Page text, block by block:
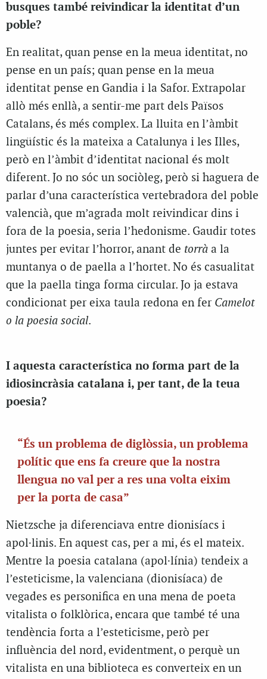
busques també reivindicar la identitat d’un
poble?
En realitat, quan pense en la meua identitat, no
pense en un país; quan pense en la meua
identitat pense en Gandia i la Safor. Extrapolar
allò més enllà, a sentir-me part dels Països
Catalans, és més complex. La lluita en l’àmbit
lingüístic és la mateixa a Catalunya i les Illes,
però en l’àmbit d’identitat nacional és molt
diferent. Jo no sóc un sociòleg, però si haguera de
parlar d’una característica vertebradora del poble
valencià, que m’agrada molt reivindicar dins i
fora de la poesia, seria l’hedonisme. Gaudir totes
juntes per evitar l’horror, anant de torrà a la
muntanya o de paella a l’hortet. No és casualitat
que la paella tinga forma circular. Jo ja estava
condicionat per eixa taula redona en fer Camelot
o la poesia social.
I aquesta característica no forma part de la
idiosincràsia catalana i, per tant, de la teua
poesia?
“És un problema de diglòssia, un problema
polític que ens fa creure que la nostra
llengua no val per a res una volta eixim
per la porta de casa”
Nietzsche ja diferenciava entre dionisíacs i
apol·linis. En aquest cas, per a mi, és el mateix.
Mentre la poesia catalana (apol·línia) tendeix a
l’esteticisme, la valenciana (dionisíaca) de
vegades es personifica en una mena de poeta
vitalista o folklòrica, encara que també té una
tendència forta a l’esteticisme, però per
influència del nord, evidentment, o perquè un
vitalista en una biblioteca es converteix en un